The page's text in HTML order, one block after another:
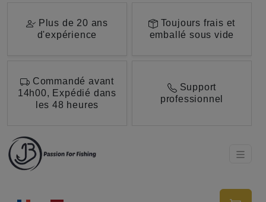
Plus de 20 ans
d'expérience
Toujours frais et
emballé sous vide
Commandé avant
14h00, Expédié dans
les 48 heures
Support
professionnel